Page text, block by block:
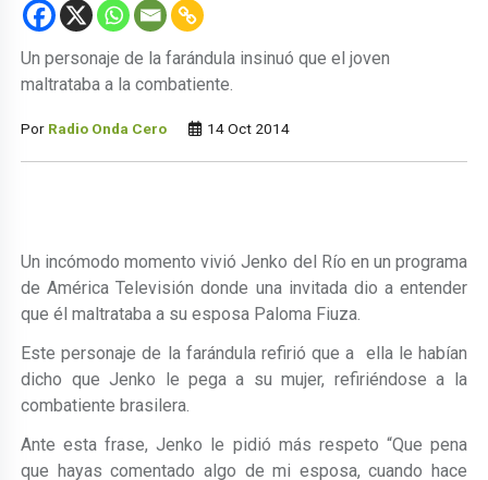
Un personaje de la farándula insinuó que el joven
maltrataba a la combatiente.
Por Radio Onda Cero 14 Oct 2014
Un incómodo momento vivió Jenko del Río en un programa
de América Televisión donde una invitada dio a entender
que él maltrataba a su esposa Paloma Fiuza.
Este personaje de la farándula refirió que a ella le habían
dicho que Jenko le pega a su mujer, refiriéndose a la
combatiente brasilera.
Ante esta frase, Jenko le pidió más respeto “Que pena
que hayas comentado algo de mi esposa, cuando hace